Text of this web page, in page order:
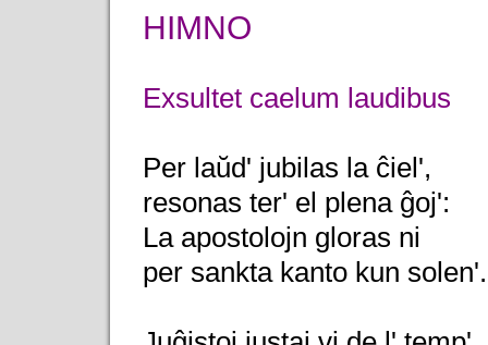
HIMNO
Exsultet caelum laudibus
Per laŭd' jubilas la ĉiel',
resonas ter' el plena ĝoj':
La apostolojn gloras ni
per sankta kanto kun solen'.